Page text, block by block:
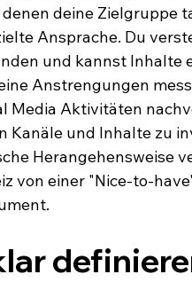
deine Zielgruppe
Ansprache. Du
und kannst Inhalte
Anstrengungen
Media Aktivitäten
Kanäle und Inhalte zu
Herangehensweise
von einer "Nice-to-